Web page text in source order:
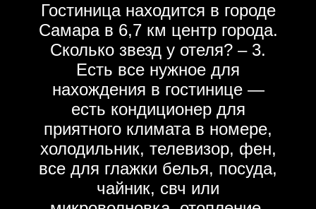
Гостиница находится в городе
Самара в 6,7 км центр города.
Сколько звезд у отеля? – 3.
Есть все нужное для
нахождения в гостинице —
есть кондиционер для
приятного климата в номере,
холодильник, телевизор, фен,
все для глажки белья, посуда,
чайник, свч или